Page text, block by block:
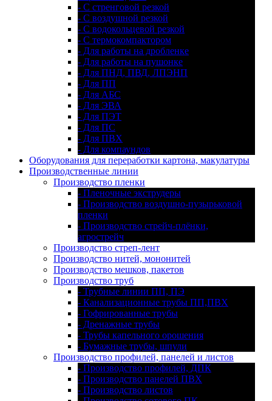
- С стренговой резкой
- С воздушной резкой
- С водокольцевой резкой
- С термокомпактором
- Для работы на дробленке
- Для работы на пушонке
- Для ПНД, ПВД, ЛПЭНП
- Для ПП
- Для АБС
- Для ЭВА
- Для ПЭТ
- Для ПС
- Для ПВХ
- Для компаундов
Оборудования для переработки картона, макулатуры
Производственные линии
Производство пленки
- Пленочные экструдеры
- Производство воздушно-пузырьковой
пленки
- Производство стрейч-плёнки,
агрострейч
Производство стреп-лент
Производство нитей, мононитей
Производство мешков, пакетов
Производство труб
- Трубные линии ПП, ПЭ
- Канализационные трубы ПП,ПВХ
- Гофрированные трубы
- Дренажные трубы
- Трубы капельного орошения
- Бумажные трубы, шпули
Производство профилей, панелей и листов
- Производство профилей, ДПК
- Производство панелей ПВХ
- Производство листов